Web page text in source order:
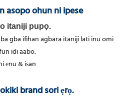
asopo ohun ni ipese
itaniji pupọ.
gba ifihan agbara itaniji lati inu omi
idi aabo.
brand sori ẹrọ.